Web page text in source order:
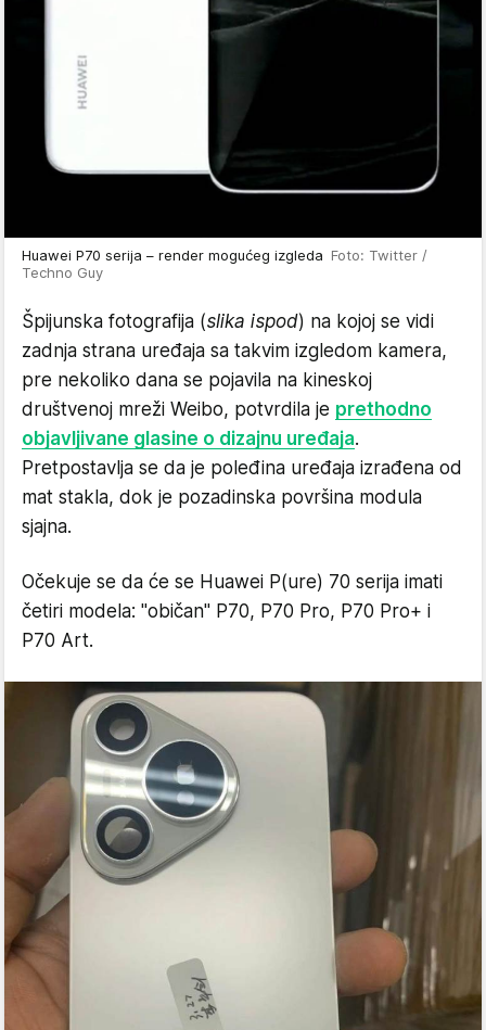
Huawei P70 serija – render mogućeg izgleda Foto: Twitter /
Techno Guy
Špijunska fotografija (slika ispod) na kojoj se vidi
zadnja strana uređaja sa takvim izgledom kamera,
pre nekoliko dana se pojavila na kineskoj
društvenoj mreži Weibo, potvrdila je prethodno
objavljivane glasine o dizajnu uređaja.
Pretpostavlja se da je poleđina uređaja izrađena od
mat stakla, dok je pozadinska površina modula
sjajna.
Očekuje se da će se Huawei P(ure) 70 serija imati
četiri modela: "običan" P70, P70 Pro, P70 Pro+ i
P70 Art.